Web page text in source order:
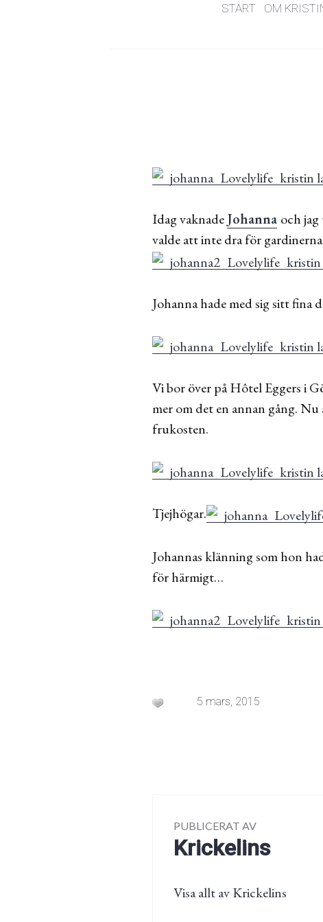
START OM
Idag vaknadeJohanna och
valde att inte dra för
Johanna hade med sig sitt
Vi bor över på Hôtel Eggers i
mer om det en annan gång.
frukosten.
Tjejhögar.
Johannas klänning som hon
för härmigt…
5 mars, 2015
PUBLICERAT AV
Krickelins
Visa allt av Krickelins